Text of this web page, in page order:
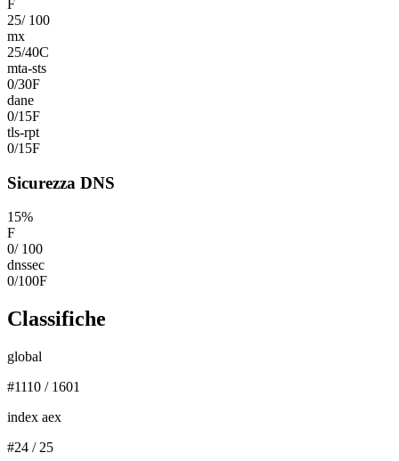
F
25/ 100
mx
25/40C
mta-sts
0/30F
dane
0/15F
tls-rpt
0/15F
Sicurezza DNS
15%
F
0/ 100
dnssec
0/100F
Classifiche
global
#1110 / 1601
index aex
#24 / 25